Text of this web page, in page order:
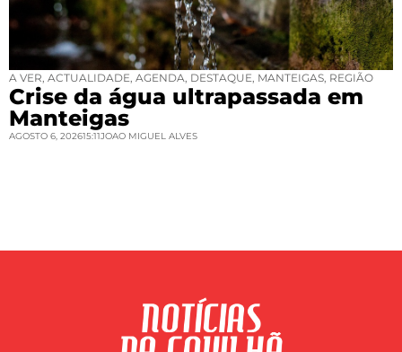
A VER, ACTUALIDADE, AGENDA, DESTAQUE, MANTEIGAS, REGIÃO
Crise da água ultrapassada em
Manteigas
AGOSTO 6, 202615:11JOAO MIGUEL ALVES